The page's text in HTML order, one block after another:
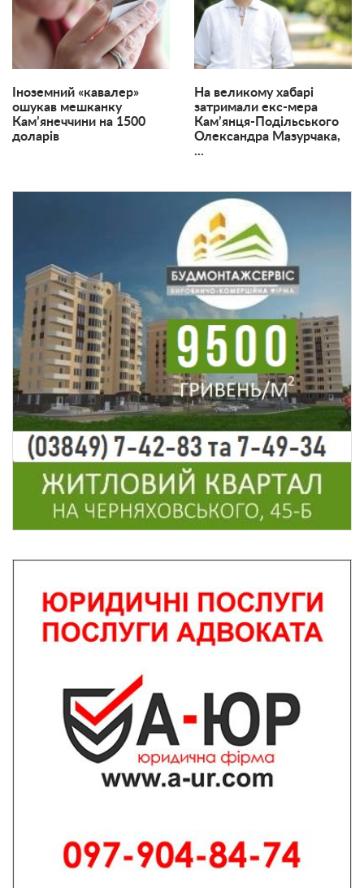
Іноземний «кавалер»
ошукав мешканку
Кам’янеччини на 1500
доларів
На великому хабарі
затримали екс-мера
Кам’янця-Подільського
Олександра Мазурчака,
...